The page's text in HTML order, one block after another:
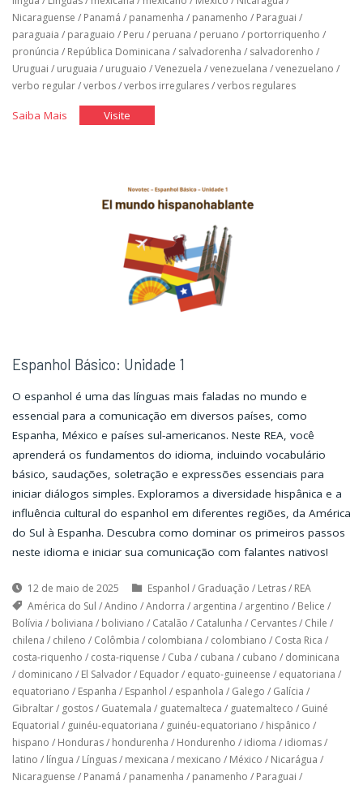
Nicaraguense / Panamá / panamenha / panamenho / Paraguai /
paraguaia / paraguaio / Peru / peruana / peruano / portorriquenho /
pronúncia / República Dominicana / salvadorenha / salvadorenho /
Uruguai / uruguaia / uruguaio /Venezuela /venezuelana /venezuelano /
verbo regular/verbos/verbos irregulares/verbos regulares
Saiba Mais"EspanholVisite"Espanhol
Espanhol Básico: Unidade 1
O espanhol é uma das línguas mais faladas no mundo e
essencial para a comunicação em diversos países, como
Espanha, México e países sul-americanos. Neste REA, você
aprenderá os fundamentos do idioma, incluindo vocabulário
básico, saudações, soletração e expressões essenciais para
iniciar diálogos simples. Exploramos a diversidade hispânica e a
influência cultural do espanhol em diferentes regiões, da América
do Sul à Espanha. Descubra como dominar os primeiros passos
neste idioma e iniciar sua comunicação com falantes nativos!
12 de maio de 2025 Espanhol / Graduação / Letras/ REA
América do Sul /Andino /Andorra / argentina / argentino / Belice /
Bolívia / boliviana / boliviano / Catalão / Catalunha / Cervantes/ Chile /
chilena / chileno / Colômbia / colombiana / colombiano / Costa Rica /
costa-riquenho / costa-riquense / Cuba / cubana / cubano / dominicana
/ dominicano / El Salvador/ Equador/ equato-guineense / equatoriana /
equatoriano / Espanha / Espanhol / espanhola / Galego / Galícia /
Gibraltar/ gostos/ Guatemala / guatemalteca / guatemalteco / Guiné
Equatorial / guinéu-equatoriana / guinéu-equatoriano / hispânico /
hispano / Honduras/ hondurenha / Hondurenho / idioma / idiomas/
latino / língua / Línguas/ mexicana / mexicano / México / Nicarágua /
Nicaraguense / Panamá / panamenha / panamenho / Paraguai /